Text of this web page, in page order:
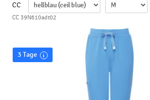
CC
CC 39N610adt02
3 Tage